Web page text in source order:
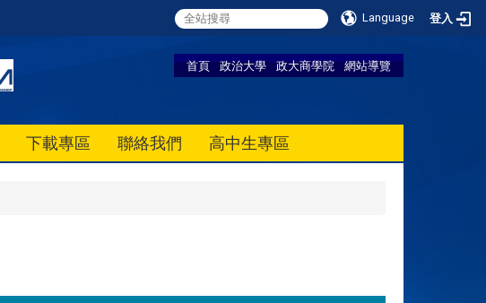
Language 登入
首頁 政治大學 政大商學院 網站導覽
下載專區 聯絡我們 高中生專區